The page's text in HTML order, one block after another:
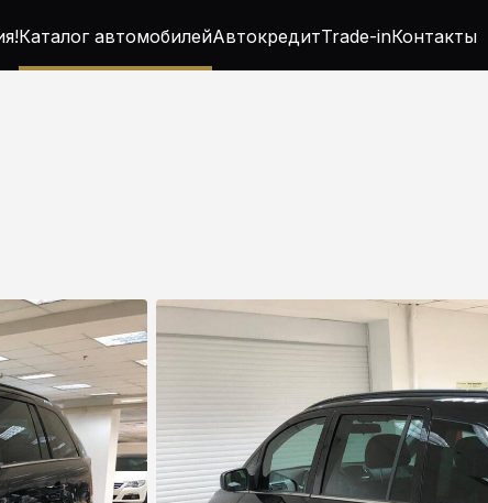
Каталог автомобилейАвтокредитTrade-inКонтакты